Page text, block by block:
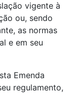
vigente à
ou, sendo
as normas
e em seu
Emenda
regulamento,